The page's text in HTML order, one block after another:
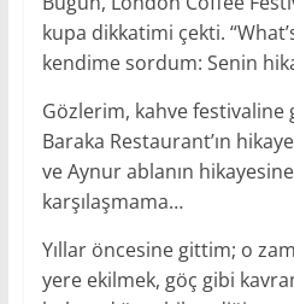
kupa dikkatimi çekti.
kendime sordum: Senin
Gözlerim, kahve
Baraka Restaurant’ın
ve Aynur ablanın
karşılaşmama…
Yıllar öncesine gittim; o
yere ekilmek, göç gibi